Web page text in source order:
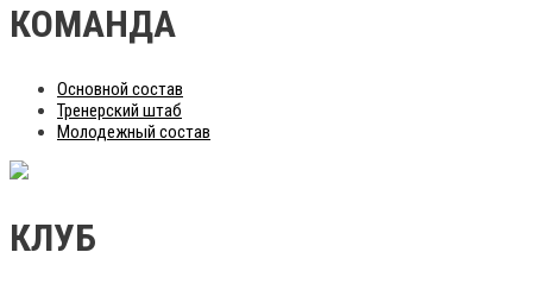
КОМАНДА
Основной состав
Тренерский штаб
Молодежный состав
КЛУБ